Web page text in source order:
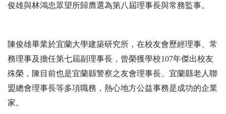
俊雄與林鴻忠眾望所歸膺選為第八屆理事長與常務監事。
陳俊雄畢業於宜蘭大學建築研究所，在校友會歷經理事、常
務理事及擔任第七屆副理事長，曾榮獲學校107年傑出校友
殊榮，陳目前也是宜蘭縣警察之友會理事長、宜蘭縣老人聯
盟總會理事長等多項職務，熱心地方公益事務是成功的企業
家。